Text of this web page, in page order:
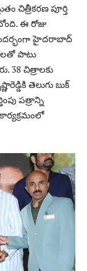
చిత్రీకరణ పూర్తి
ఈ రోజు
సందర్భంగా హైదరాబాద్
పాటు
చిత్రాలకు
తెలుగు బుక్
పత్రాన్ని